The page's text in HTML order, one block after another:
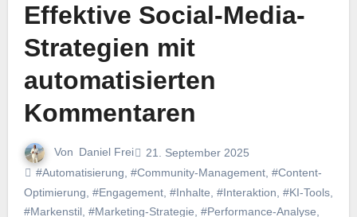
Effektive Social-Media-
Strategien mit
automatisierten
Kommentaren
Von Daniel Frei
21. September 2025
#Automatisierung #Community-Management, #Content-
Optimierung #Engagement, #Inhalte #Interaktion #KI-Tools,
#Markenstil, #Marketing-Strategie #Performance-Analyse